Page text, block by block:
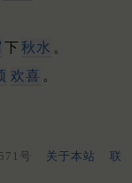
下秋水 。
欢喜 。
号 关于本站
联